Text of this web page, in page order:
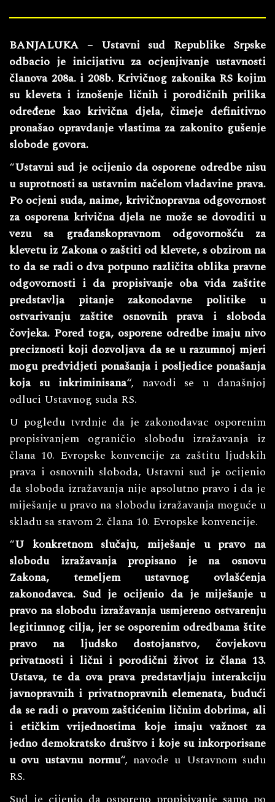
BANJALUKA – Ustavni sud Republike Srpske
odbacio je inicijativu za ocjenjivanje ustavnosti
članova 208a. i 208b. Krivičnog zakonika RS kojim
su kleveta i iznošenje ličnih i porodičnih prilika
određene kao krivična djela, čimeje definitivno
pronašao opravdanje vlastima za zakonito gušenje
slobode govora.
“Ustavni sud je ocijenio da osporene odredbe nisu
u suprotnosti sa ustavnim načelom vladavine prava.
Po ocjeni suda, naime, krivičnopravna odgovornost
za osporena krivična djela ne može se dovoditi u
vezu sa građanskopravnom odgovornošću za
klevetu iz Zakona o zaštiti od klevete, s obzirom na
to da se radi o dva potpuno različita oblika pravne
odgovornosti i da propisivanje oba vida zaštite
predstavlja pitanje zakonodavne politike u
ostvarivanju zaštite osnovnih prava i sloboda
čovjeka. Pored toga, osporene odredbe imaju nivo
preciznosti koji dozvoljava da se u razumnoj mjeri
mogu predvidjeti ponašanja i posljedice ponašanja
koja su inkriminisana“, navodi se u današnjoj
odluci Ustavnog suda RS.
U pogledu tvrdnje da je zakonodavac osporenim
propisivanjem ograničio slobodu izražavanja iz
člana 10. Evropske konvencije za zaštitu ljudskih
prava i osnovnih sloboda, Ustavni sud je ocijenio
da sloboda izražavanja nije apsolutno pravo i da je
miješanje u pravo na slobodu izražavanja moguće u
skladu sa stavom 2. člana 10. Evropske konvencije.
“U konkretnom slučaju, miješanje u pravo na
slobodu izražavanja propisano je na osnovu
Zakona, temeljem ustavnog ovlašćenja
zakonodavca. Sud je ocijenio da je miješanje u
pravo na slobodu izražavanja usmjereno ostvarenju
legitimnog cilja, jer se osporenim odredbama štite
pravo na ljudsko dostojanstvo, čovjekovu
privatnosti i lični i porodični život iz člana 13.
Ustava, te da ova prava predstavljaju interakciju
javnopravnih i privatnopravnih elemenata, budući
da se radi o pravom zaštićenim ličnim dobrima, ali
i etičkim vrijednostima koje imaju važnost za
jedno demokratsko društvo i koje su inkorporisane
u ovu ustavnu normu“, navode u Ustavnom sudu
RS.